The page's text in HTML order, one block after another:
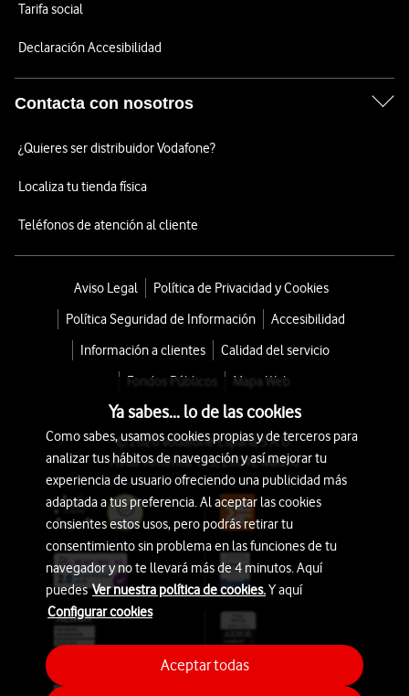
Tarifa social
Declaración Accesibilidad
Contacta con nosotros
¿Quieres ser distribuidor Vodafone?
Localiza tu tienda física
Teléfonos de atención al cliente
Aviso Legal
Política de Privacidad y Cookies
Política Seguridad de Información
Accesibilidad
Información a clientes
Calidad del servicio
Fondos Públicos
Mapa Web
© 2026 Vodafone España S.A.U.
Avda. América 115, 28042 Madrid
Ya sabes... lo de las cookies
Como sabes, usamos cookies propias y de terceros para
analizar tus hábitos de navegación y así mejorar tu
experiencia de usuario ofreciendo una publicidad más
adaptada a tus preferencia. Al aceptar las cookies
consientes estos usos, pero podrás retirar tu
consentimiento sin problema en las funciones de tu
navegador y no te llevará más de 4 minutos. Aquí
puedesVer nuestra política de cookies.Y aquí
Configurar cookies
Aceptar todas